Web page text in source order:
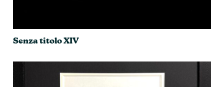
Senza titolo XIV